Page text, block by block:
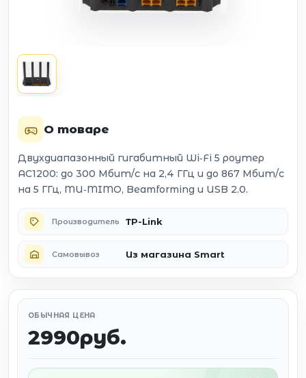
О товаре
Двухдиапазонный гигабитный Wi‑Fi 5 роутер
AC1200: до 300 Мбит/с на 2,4 ГГц и до 867 Мбит/с
на 5 ГГц, MU‑MIMO, Beamforming и USB 2.0.
Производитель TP-Link
Самовывоз Из магазина Smart
ОБЫЧНАЯ ЦЕНА
2990руб.